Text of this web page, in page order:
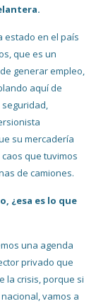
estado en el país
que es un
generar empleo,
aquí de
su mercadería
que tuvimos
de camiones.
¿esa es lo que
una agenda
privado que
la crisis, porque si
vamos a